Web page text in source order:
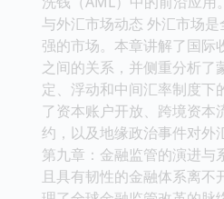
与外汇市场动态 外汇市场
强的市场。本章讲解了国际
之间的关系，并侧重分析了
定、浮动和中间汇率制度下
了资本账户开放、跨境资本
约，以及地缘政治事件对外
第九章：金融监管的演进与
且具有韧性的金融体系离